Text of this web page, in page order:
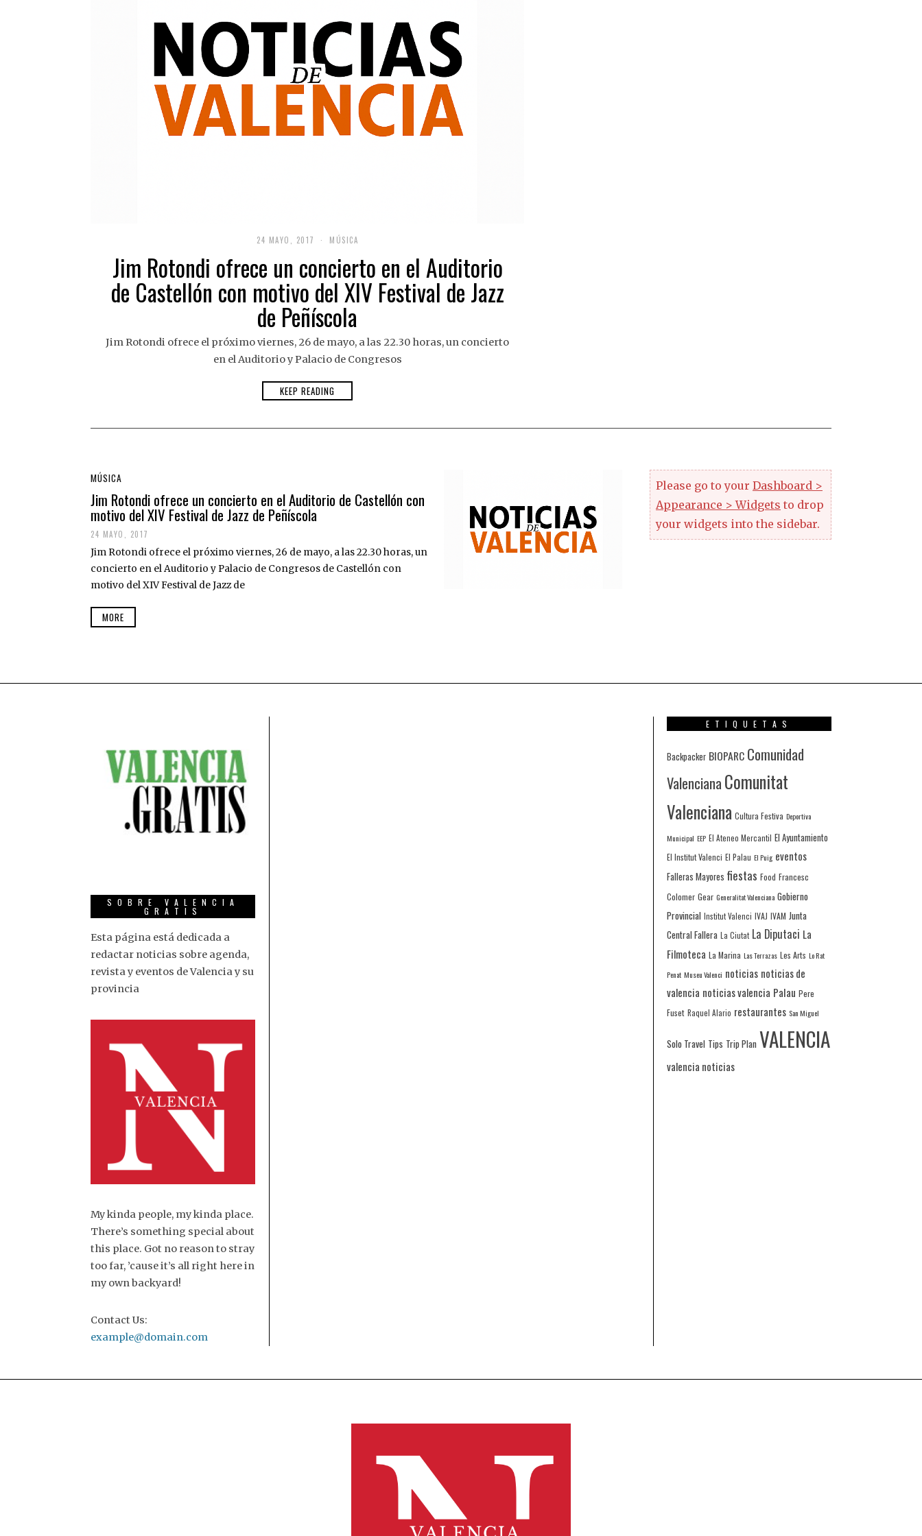
24 MAYO, 2017 MÚSICA
Jim Rotondi ofrece un concierto en el Auditorio
de Castellón con motivo del XIV Festival de Jazz
de Peñíscola
Jim Rotondi ofrece el próximo viernes, 26 de mayo, a las 22.30 horas, un concierto
en el Auditorio y Palacio de Congresos
KEEP READING
MÚSICA
Jim Rotondi ofrece un concierto en el Auditorio de Castellón con
motivo del XIV Festival de Jazz de Peñíscola
24 MAYO, 2017
Jim Rotondi ofrece el próximo viernes, 26 de mayo, a las 22.30 horas, un
concierto en el Auditorio y Palacio de Congresos de Castellón con
motivo del XIV Festival de Jazz de
MORE
Please go to your Dashboard >
Appearance > Widgets to drop
your widgets into the sidebar.
SOBRE VALENCIA
GRATIS
Esta página está dedicada a
redactar noticias sobre agenda,
revista y eventos de Valencia y su
provincia
My kinda people, my kinda place.
There’s something special about
this place. Got no reason to stray
too far, ’cause it’s all right here in
my own backyard!
Contact Us:
example@domain.com
ETIQUETAS
Backpacker BIOPARC Comunidad
Valenciana Comunitat
Valenciana Cultura Festiva Deportiva
Municipal EEP El Ateneo Mercantil El Ayuntamiento
El Institut Valenci El Palau El Puig eventos
Falleras Mayores fiestas Food Francesc
Colomer Gear Generalitat Valenciana Gobierno
Provincial Institut Valenci IVAJ IVAM Junta
Central Fallera La Ciutat La Diputaci La
Filmoteca La Marina Las Terrazas Les Arts Lo Rat
Penat Museu Valenci noticias noticias de
valencia noticias valencia Palau Pere
Fuset Raquel Alario restaurantes San Miguel
Solo Travel Tips Trip Plan VALENCIA
valencia noticias